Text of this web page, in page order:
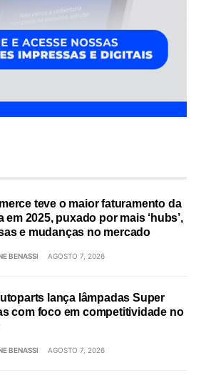
teve o maior faturamento da
em 2025, puxado por mais ‘hubs’,
e mudanças no mercado
BENASSI AGOSTO 7, 2026
lança lâmpadas Super
com foco em competitividade no
BENASSI AGOSTO 7, 2026